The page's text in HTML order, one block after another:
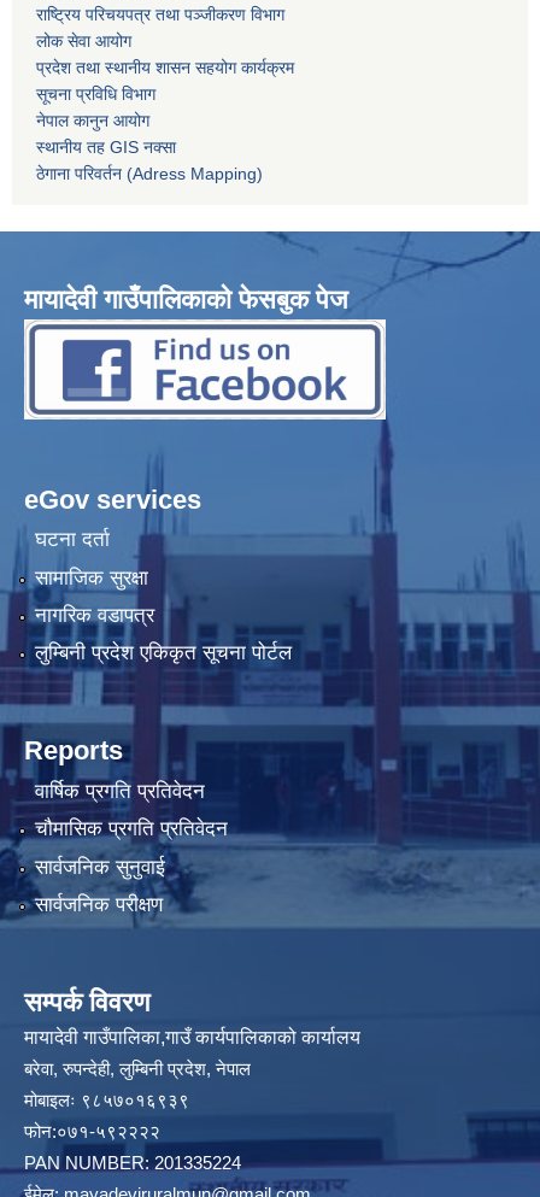
राष्ट्रिय परिचयपत्र तथा पञ्जीकरण विभाग
लोक सेवा आयोग
प्रदेश तथा स्थानीय शासन सहयोग कार्यक्रम
सूचना प्रविधि विभाग
नेपाल कानुन आयोग
स्थानीय तह GIS नक्सा
ठेगाना परिवर्तन (Adress Mapping)
मायादेवी गाउँपालिकाको फेसबुक पेज
eGov services
घटना दर्ता
सामाजिक सुरक्षा
नागरिक वडापत्र
लुम्बिनी प्रदेश एकिकृत सूचना पोर्टल
Reports
वार्षिक प्रगति प्रतिवेदन
चौमासिक प्रगति प्रतिवेदन
सार्वजनिक सुनुवाई
सार्वजनिक परीक्षण
सम्पर्क विवरण
मायादेवी गाउँपालिका,गाउँ कार्यपालिकाको कार्यालय
बरेवा, रुपन्देही, लुम्बिनी प्रदेश, नेपाल
मोबाइलः ९८५७०१६९३९
फोन:०७१-५९२२२२
PAN NUMBER: 201335224